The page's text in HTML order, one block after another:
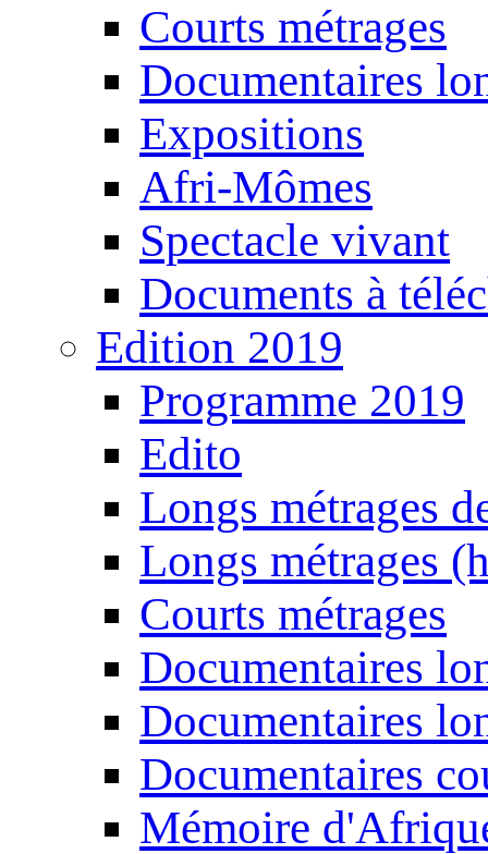
Courts métrages
Documentaires
Expositions
Afri-Mômes
Spectacle vivant
Documents à
Edition 2019
Programme 2019
Edito
Longs métrages
Longs métrages
Courts métrages
Documentaires
Documentaires
Documentaires
Mémoire